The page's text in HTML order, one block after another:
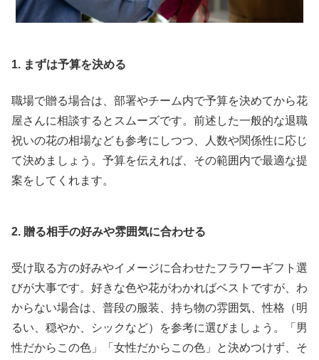
1. まずは予算を決める
職場で贈る場合は、部署やチーム内で予算を決めてから花
屋さんに相談するとスムーズです。前述した一般的な退職
祝いの花の相場なども参考にしつつ、人数や関係性に応じ
て決めましょう。予算を伝えれば、その範囲内で最適な提
案をしてくれます。
2. 贈る相手の好みや雰囲気に合わせる
受け取る方の好みやイメージに合わせたフラワーギフト選
びが大事です。好きな色や花がわかればベストですが、わ
からない場合は、普段の服装、持ち物の雰囲気、性格（明
るい、穏やか、シックなど）を参考に選びましょう。「男
性だからこの色」「女性だからこの色」と決めつけず、そ